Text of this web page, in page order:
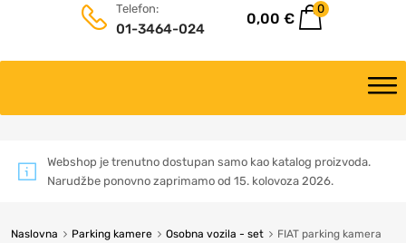
Telefon:
01-3464-024
0,00 €
0
Webshop je trenutno dostupan samo kao katalog proizvoda.
Narudžbe ponovno zaprimamo od 15. kolovoza 2026.
Naslovna Parking kamere Osobna vozila - set
FIAT parking kamera